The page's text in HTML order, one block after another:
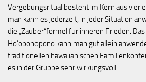
Vergebungsritual besteht im Kern aus vier
man kann es jederzeit, in jeder Situation
die „Zauber“formel für inneren Frieden.
Ho’oponopono kann man gut allein
traditionellen hawaiianischen
es in der Gruppe sehr wirkungsvoll.